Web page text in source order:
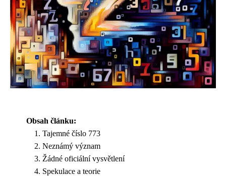
Obsah článku:
Tajemné číslo 773
Neznámý význam
Žádné oficiální vysvětlení
Spekulace a teorie